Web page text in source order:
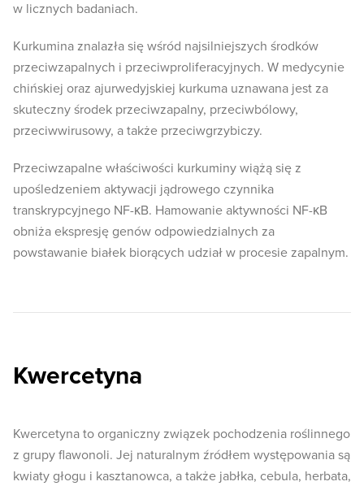
w licznych badaniach.
Kurkumina znalazła się wśród najsilniejszych środków
przeciwzapalnych i przeciwproliferacyjnych. W medycynie
chińskiej oraz ajurwedyjskiej kurkuma uznawana jest za
skuteczny środek przeciwzapalny, przeciwbólowy,
przeciwwirusowy, a także przeciwgrzybiczy.
Przeciwzapalne właściwości kurkuminy wiążą się z
upośledzeniem aktywacji jądrowego czynnika
transkrypcyjnego NF-κB. Hamowanie aktywności NF-κB
obniża ekspresję genów odpowiedzialnych za
powstawanie białek biorących udział w procesie zapalnym.
Kwercetyna
Kwercetyna to organiczny związek pochodzenia roślinnego
z grupy flawonoli. Jej naturalnym źródłem występowania są
kwiaty głogu i kasztanowca, a także jabłka, cebula, herbata,